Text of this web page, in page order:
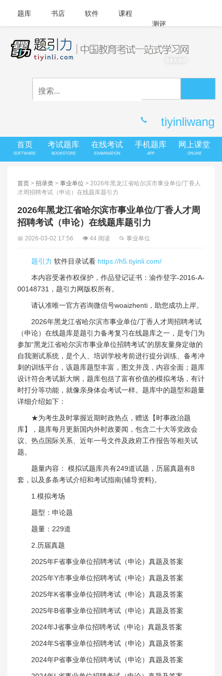
题库 书店 软件
课程
测评
APP下载
tiyinliwang
首页
SOFTWARE
考试题库
BOOKSTORE
在线考试
EXAMINATION
手机题库
APP
网上课堂
ONLINE
首页 > 招录类 > 事业单位 > 2026年黑龙江省哈尔滨市事业单位/丁香人
才周招聘考试（申论）在线题库题引力
2026年黑龙江省哈尔滨市事业单位/丁香人才周
招聘考试（申论）在线题库题引力
📅 2026-03-02 17:56 👁 44 阅读 📂 事业单位
题引力 软件目录试看 https://h5.tiyinli.com/
本内容受著作权保护，作品登记证书：渝作登字-2016-A-
00148731，题引力网版权所有。
请认准唯一官方咨询微信号woaizhenti，助您成功上岸。
2026年黑龙江省哈尔滨市事业单位/丁香人才周招聘考试
（申论）在线题库是题引力备考复习在线题库之一，是专门为
参加“黑龙江省哈尔滨市事业单位招聘考试”的朋友量身定做的
自我测试系统，是个人、培训学校考前进行提分训练、备考冲
刺的训练平台，该题库题型丰富，图文并茂，内容全面；题库
设计符合考试新大纲，题库包括了富有价值的模拟考场，有计
时打分等功能，就像亲身体会考试一样。题库中的题型和题量
详细介绍如下：
★为考生及时掌握近期时政热点，赠送【时事政治题
库】，题库每月更新国内外时政要闻，包含二十大等党政会
议、热点国际关系、近年一号文件及政府工作报告等相关试
题。
题量内容： 模拟试题库共有249道试题，历届真题有8
套，以及多条考试介绍和考试指南(辅导资料)。
1.模拟考场
题型：申论题
题量：229道
2.历届真题
2025年F省事业单位招聘考试（申论）真题及答案
2025年Y市事业单位招聘考试（申论）真题及答案
2025年K省事业单位招聘考试（申论）真题及答案
2025年B省事业单位招聘考试（申论）真题及答案
2024年J省事业单位招聘考试（申论）真题及答案
2024年S省事业单位招聘考试（申论）真题及答案
2024年P省事业单位招聘考试（申论）真题及答案